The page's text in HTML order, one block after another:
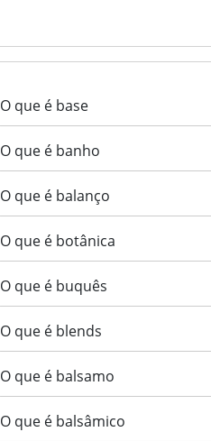
O que é base
O que é banho
O que é balanço
O que é botânica
O que é buquês
O que é blends
O que é balsamo
O que é balsâmico